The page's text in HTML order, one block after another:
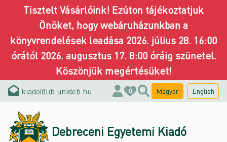
Tisztelt Vásárlóink! Ezúton tájékoztatjuk
Önöket, hogy webáruházunkban a
könyvrendelések leadása 2026. július 28. 16:00
órától 2026. augusztus 17. 8:00 óráig szünetel.
Köszönjük megértésüket!
kiado@lib.unideb.hu 0 Magyar English
Debreceni Egyetemi Kiadó